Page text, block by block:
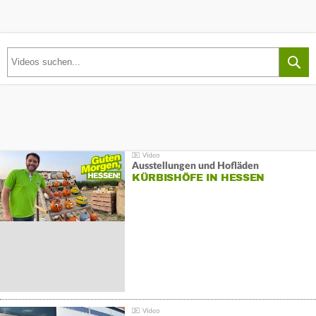
Ausstellungen und Hofläden
KÜRBISHÖFE IN HESSEN